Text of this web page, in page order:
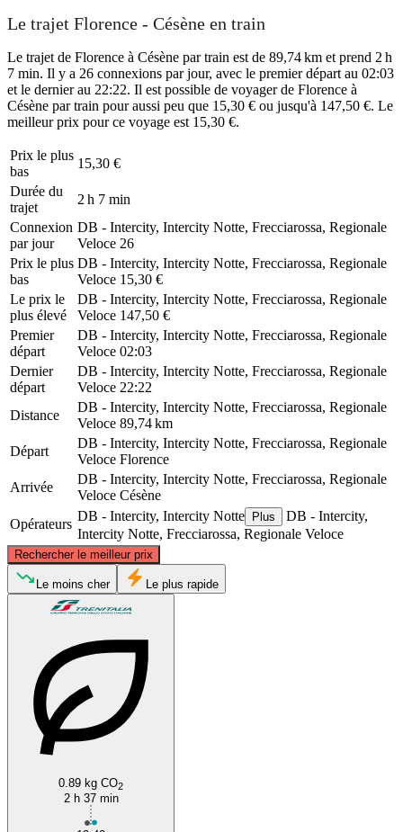
Le trajet Florence - Césène en train
Le trajet de Florence à Césène par train est de 89,74 km et prend 2 h
7 min. Il y a 26 connexions par jour, avec le premier départ au 02:03
et le dernier au 22:22. Il est possible de voyager de Florence à
Césène par train pour aussi peu que 15,30 € ou jusqu'à 147,50 €. Le
meilleur prix pour ce voyage est 15,30 €.
Prix ​​le plus
bas
15,30 €
Durée du
trajet
2 h 7 min
Connexion
par jour
DB - Intercity, Intercity Notte, Frecciarossa, Regionale
Veloce 26
Prix ​​le plus
bas
DB - Intercity, Intercity Notte, Frecciarossa, Regionale
Veloce 15,30 €
Le prix le
plus élevé
DB - Intercity, Intercity Notte, Frecciarossa, Regionale
Veloce 147,50 €
Premier
départ
DB - Intercity, Intercity Notte, Frecciarossa, Regionale
Veloce 02:03
Dernier
départ
DB - Intercity, Intercity Notte, Frecciarossa, Regionale
Veloce 22:22
Distance
DB - Intercity, Intercity Notte, Frecciarossa, Regionale
Veloce 89,74 km
Départ
DB - Intercity, Intercity Notte, Frecciarossa, Regionale
Veloce Florence
Arrivée
DB - Intercity, Intercity Notte, Frecciarossa, Regionale
Veloce Césène
Opérateurs
DB - Intercity, Intercity Notte Plus
DB - Intercity,
Intercity Notte, Frecciarossa, Regionale Veloce
Rechercher le meilleur prix
Florence
©CARTO, ©OpenStreetMapcontributors
Le moins cher Le plus rapide
0.89 kg CO2
2 h 37 min